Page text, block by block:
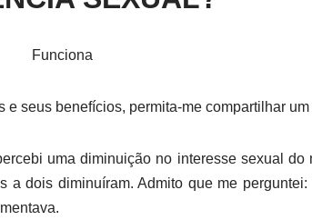
seus benefícios, permita-me compartilhar
uma diminuição no interesse sexual do
a dois diminuíram. Admito que me